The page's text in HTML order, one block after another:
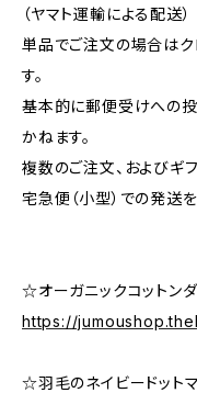
（ヤマト運輸による配送）
単品でご注文の場合はク
す。
基本的に郵便受けへの
かねます。
複数のご注文、およびギ
宅急便（小型）での発送
☆オーガニックコットン
https://
☆羽毛のネイビードット